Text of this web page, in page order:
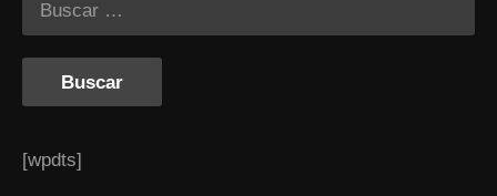
[wpdts]